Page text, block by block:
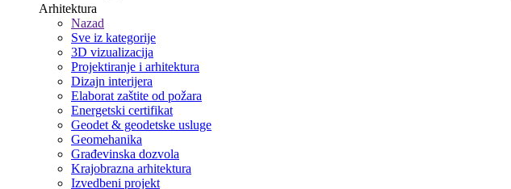
Arhitektura
Nazad
Sve iz kategorije
3D vizualizacija
Projektiranje i arhitektura
Dizajn interijera
Elaborat zaštite od požara
Energetski certifikat
Geodet & geodetske usluge
Geomehanika
Građevinska dozvola
Krajobrazna arhitektura
Izvedbeni projekt